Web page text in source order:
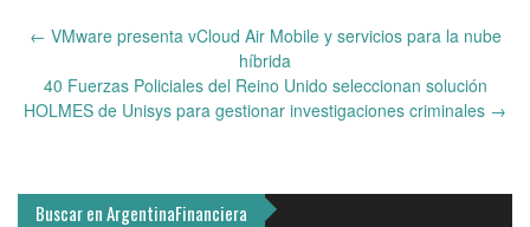
Post
← VMware presenta vCloud Air Mobile y servicios para la nube
híbrida
40 Fuerzas Policiales del Reino Unido seleccionan solución
HOLMES de Unisys para gestionar investigaciones criminales →
Buscar en ArgentinaFinanciera